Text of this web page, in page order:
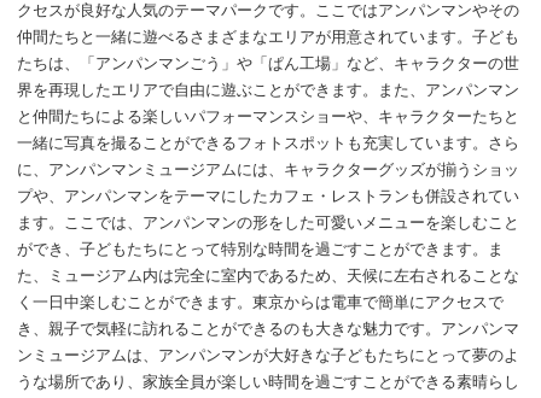
クセスが良好な人気のテーマパークです。ここではアンパンマンやその
仲間たちと一緒に遊べるさまざまなエリアが用意されています。子ども
たちは、「アンパンマンごう」や「ぱん工場」など、キャラクターの世
界を再現したエリアで自由に遊ぶことができます。また、アンパンマン
と仲間たちによる楽しいパフォーマンスショーや、キャラクターたちと
一緒に写真を撮ることができるフォトスポットも充実しています。さら
に、アンパンマンミュージアムには、キャラクターグッズが揃うショッ
プや、アンパンマンをテーマにしたカフェ・レストランも併設されてい
ます。ここでは、アンパンマンの形をした可愛いメニューを楽しむこと
ができ、子どもたちにとって特別な時間を過ごすことができます。ま
た、ミュージアム内は完全に室内であるため、天候に左右されることな
く一日中楽しむことができます。東京からは電車で簡単にアクセスで
き、親子で気軽に訪れることができるのも大きな魅力です。アンパンマ
ンミュージアムは、アンパンマンが大好きな子どもたちにとって夢のよ
うな場所であり、家族全員が楽しい時間を過ごすことができる素晴らし